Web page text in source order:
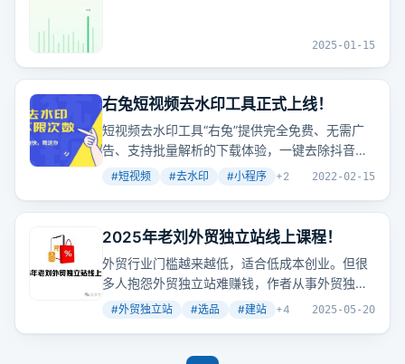
2025-01-15
右兔短视频去水印工具正式上线！
短视频去水印工具“右兔”提供完全免费、无需广
告、支持批量解析的下载体验，一键去除抖音、
快手等平台 视频水印，保持原画质高清。
#短视频 #去水印 #小程序 +2 2022-02-15
2025年老刘外贸独立站线上课程！
外贸行业门槛越来越低，适合低成本创业。但很
多人抱怨外贸独立站难赚钱，作者从事外贸独立
站7年，有丰富经验，提供能力技巧帮助大家。课
#外贸独立站 #选品 #建站 +4 2025-05-20